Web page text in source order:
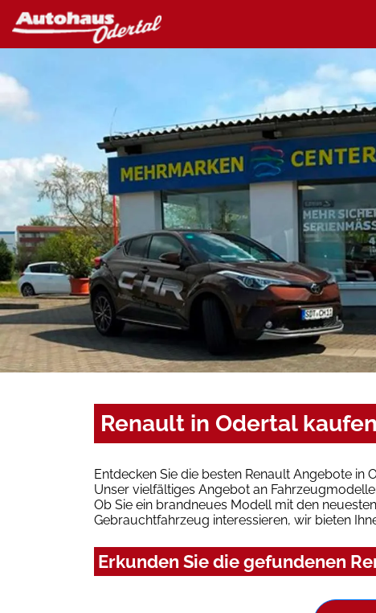
Renault in Odertal
Entdecken Sie die besten Renault Angebote in
Unser vielfältiges Angebot an
Ob Sie ein brandneues Modell mit den
Gebrauchtfahrzeug interessieren, wir bieten
Erkunden Sie die gefundenen